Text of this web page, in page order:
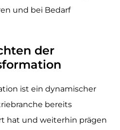
und bei Bedarf
der
ist ein dynamischer
bereits
hat und weiterhin prägen